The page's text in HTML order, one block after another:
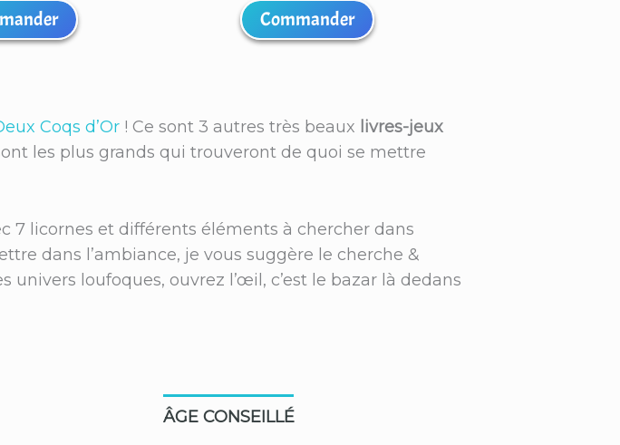
Commander
Coqs d’Or ! Ce sont 3 autres très beaux livres-jeux
les plus grands qui trouveront de quoi se mettre
7 licornes et différents éléments à chercher dans
dans l’ambiance, je vous suggère le cherche &
univers loufoques, ouvrez l’œil, c’est le bazar là dedans
ÂGE CONSEILLÉ